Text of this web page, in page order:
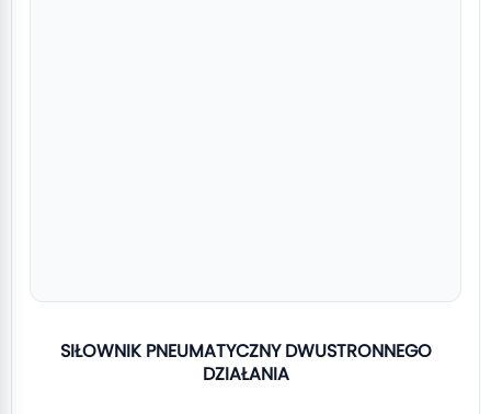
SIŁOWNIK PNEUMATYCZNY DWUSTRONNEGO
DZIAŁANIA